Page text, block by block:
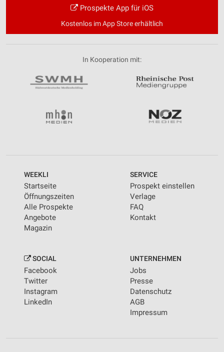
Prospekte App für iOS
Kostenlos im App Store erhältlich
In Kooperation mit:
WEEKLI
Startseite
Öffnungszeiten
Alle Prospekte
Angebote
Magazin
SERVICE
Prospekt einstellen
Verlage
FAQ
Kontakt
SOCIAL
Facebook
Twitter
Instagram
LinkedIn
UNTERNEHMEN
Jobs
Presse
Datenschutz
AGB
Impressum